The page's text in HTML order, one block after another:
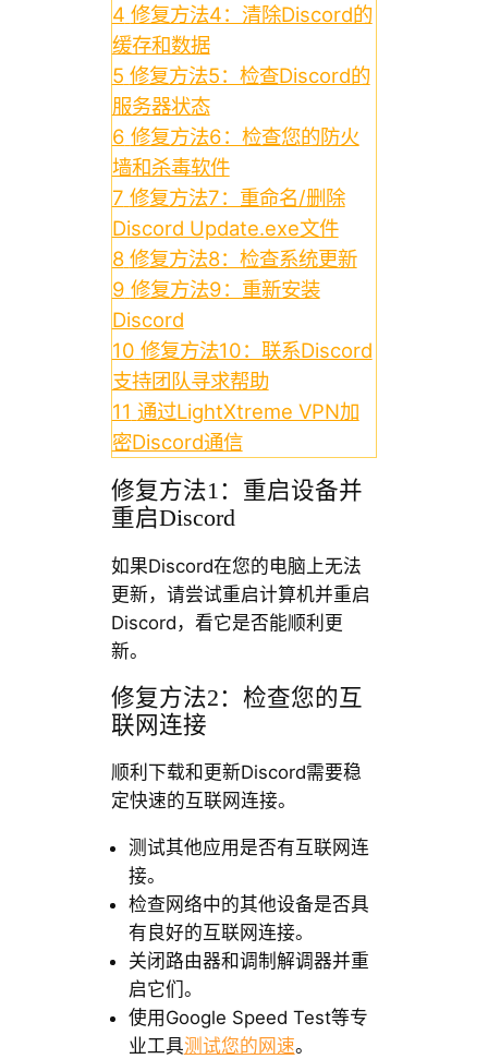
4 修复方法4：清除Discord的
缓存和数据
5 修复方法5：检查Discord的
服务器状态
6 修复方法6：检查您的防火
墙和杀毒软件
7 修复方法7：重命名/删除
Discord Update.exe文件
8 修复方法8：检查系统更新
9 修复方法9：重新安装
Discord
10 修复方法10：联系Discord
支持团队寻求帮助
11 通过LightXtreme VPN加
密Discord通信
修复方法1：重启设备并
重启Discord
如果Discord在您的电脑上无法
更新，请尝试重启计算机并重启
Discord，看它是否能顺利更
新。
修复方法2：检查您的互
联网连接
顺利下载和更新Discord需要稳
定快速的互联网连接。
测试其他应用是否有互联网连
接。
检查网络中的其他设备是否具
有良好的互联网连接。
关闭路由器和调制解调器并重
启它们。
使用Google Speed Test等专
业工具测试您的网速。